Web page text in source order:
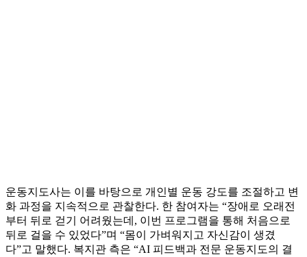
운동지도사는 이를 바탕으로 개인별 운동 강도를 조절하고 변
화 과정을 지속적으로 관찰한다. 한 참여자는 “장애로 오래전
부터 뒤로 걷기 어려웠는데, 이번 프로그램을 통해 처음으로
뒤로 걸을 수 있었다”며 “몸이 가벼워지고 자신감이 생겼
다”고 말했다. 복지관 측은 “AI 피드백과 전문 운동지도의 결